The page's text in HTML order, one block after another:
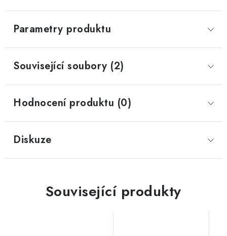
Parametry produktu
Související soubory (2)
Hodnocení produktu (0)
Diskuze
Související produkty